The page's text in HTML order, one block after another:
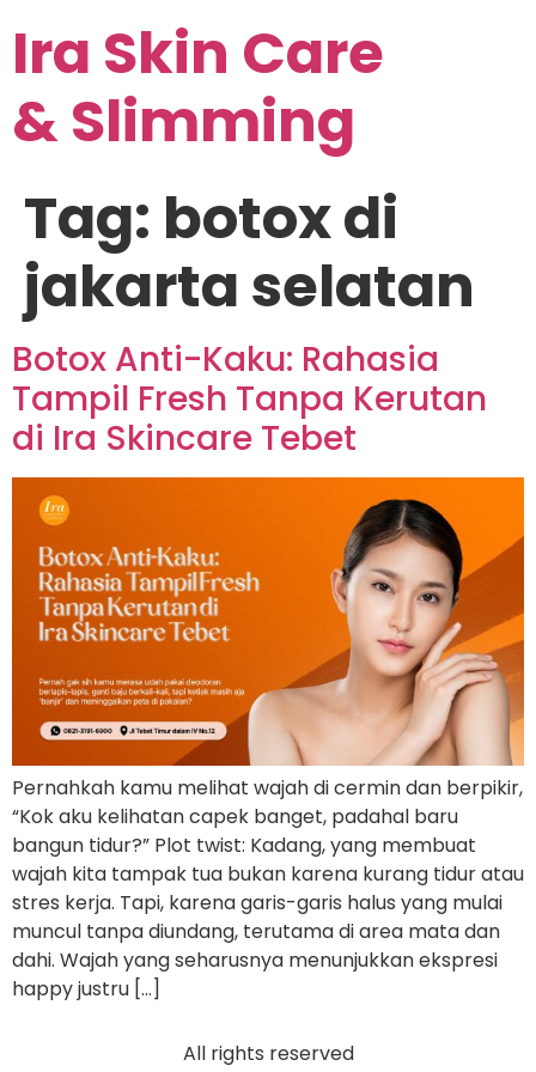
Ira Skin Care
& Slimming
Tag: botox di
jakarta selatan
Botox Anti-Kaku: Rahasia
Tampil Fresh Tanpa Kerutan
di Ira Skincare Tebet
Pernahkah kamu melihat wajah di cermin dan berpikir,
“Kok aku kelihatan capek banget, padahal baru
bangun tidur?” Plot twist: Kadang, yang membuat
wajah kita tampak tua bukan karena kurang tidur atau
stres kerja. Tapi, karena garis-garis halus yang mulai
muncul tanpa diundang, terutama di area mata dan
dahi. Wajah yang seharusnya menunjukkan ekspresi
happy justru […]
All rights reserved